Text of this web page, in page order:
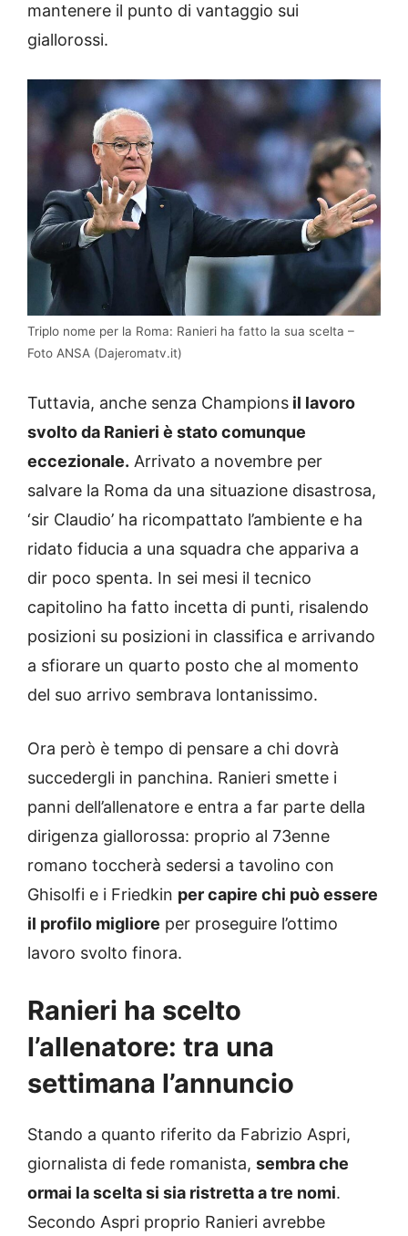
mantenere il punto di vantaggio sui
giallorossi.
Triplo nome per la Roma: Ranieri ha fatto la sua scelta –
Foto ANSA (Dajeromatv.it)
Tuttavia, anche senza Champions il lavoro
svolto da Ranieri è stato comunque
eccezionale. Arrivato a novembre per
salvare la Roma da una situazione disastrosa,
‘sir Claudio’ ha ricompattato l’ambiente e ha
ridato fiducia a una squadra che appariva a
dir poco spenta. In sei mesi il tecnico
capitolino ha fatto incetta di punti, risalendo
posizioni su posizioni in classifica e arrivando
a sfiorare un quarto posto che al momento
del suo arrivo sembrava lontanissimo.
Ora però è tempo di pensare a chi dovrà
succedergli in panchina. Ranieri smette i
panni dell’allenatore e entra a far parte della
dirigenza giallorossa: proprio al 73enne
romano toccherà sedersi a tavolino con
Ghisolfi e i Friedkin per capire chi può essere
il profilo migliore per proseguire l’ottimo
lavoro svolto finora.
Ranieri ha scelto
l’allenatore: tra una
settimana l’annuncio
Stando a quanto riferito da Fabrizio Aspri,
giornalista di fede romanista, sembra che
ormai la scelta si sia ristretta a tre nomi.
Secondo Aspri proprio Ranieri avrebbe